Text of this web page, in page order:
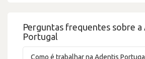
Perguntas frequentes sobre a
Portugal
Como é trabalhar na Adentis